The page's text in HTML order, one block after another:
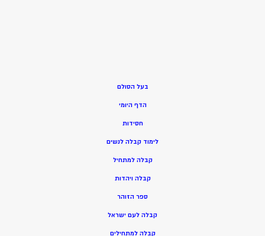
בעל הסולם
הדף היומי
חסידות
לימוד קבלה לנשים
קבלה למתחיל
קבלה ויהדות
ספר הזוהר
קבלה לעם ישראל
קבלה למתחילים